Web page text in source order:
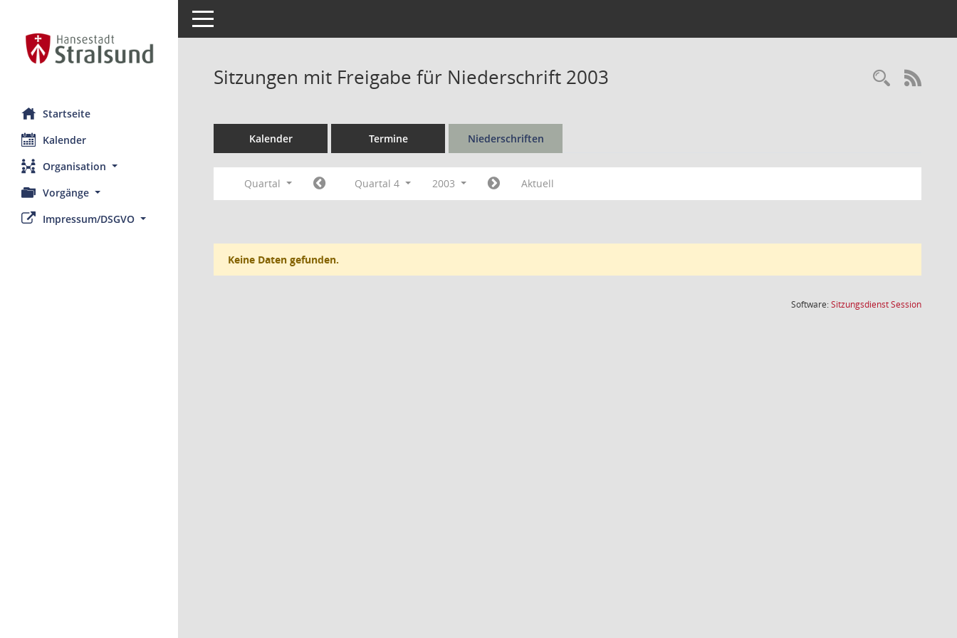
Startseite
Kalender
Organisation
Vorgänge
Impressum/DSGVO
Toggle navigation
Sitzungen mit Freigabe für Niederschrift 2003
Kalender Termine Niederschriften
Quartal Quartal 4 2003 Aktuell
Keine Daten gefunden.
Software:SitzungsdienstSession(Wird in